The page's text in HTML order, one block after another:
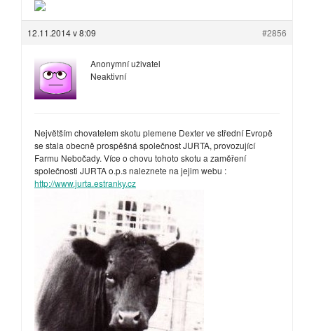
12.11.2014 v 8:09 #2856
Anonymní uživatel
Neaktivní
Největším chovatelem skotu plemene Dexter ve střední Evropě
se stala obecně prospěšná společnost JURTA, provozující
Farmu Nebočady. Více o chovu tohoto skotu a zaměření
společnosti JURTA o.p.s naleznete na jejim webu :
http://www.jurta.estranky.cz